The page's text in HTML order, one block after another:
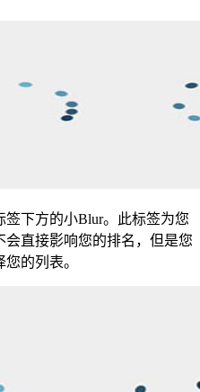
下方的小Blur。此标签为您
直接影响您的排名，但是您
的列表。